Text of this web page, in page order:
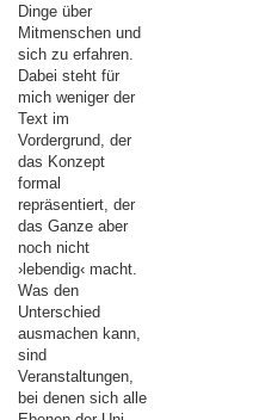
Dinge über
Mitmenschen und
sich zu erfahren.
Dabei steht für
mich weniger der
Text im
Vordergrund, der
das Konzept
formal
repräsentiert, der
das Ganze aber
noch nicht
›lebendig‹ macht.
Was den
Unterschied
ausmachen kann,
sind
Veranstaltungen,
bei denen sich alle